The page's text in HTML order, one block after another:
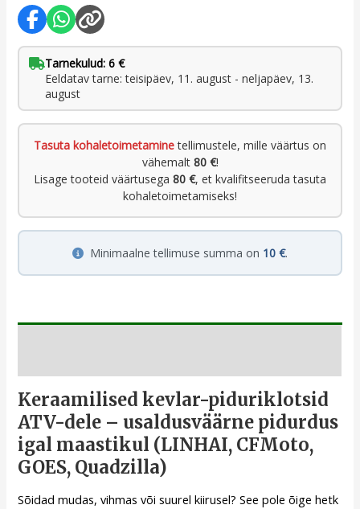
Tarnekulud: 6 €
Eeldatav tarne: teisipäev, 11. august - neljapäev, 13.
august
Tasuta kohaletoimetaminetellimustele, mille väärtus on
vähemalt 80 €!
Lisage tooteid väärtusega 80 €, et kvalifitseeruda tasuta
kohaletoimetamiseks!
Minimaalne tellimuse summa on 10 €.
Keraamilised kevlar-piduriklotsid
ATV-dele – usaldusväärne pidurdus
igal maastikul (LINHAI, CFMoto,
GOES, Quadzilla)
Sõidad mudas, vihmas või suurel kiirusel? See pole õige hetk